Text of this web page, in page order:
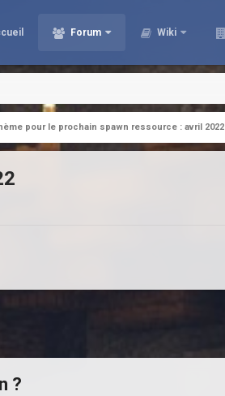
Forum Wiki
pour le prochain spawn ressource : avril 2022
?